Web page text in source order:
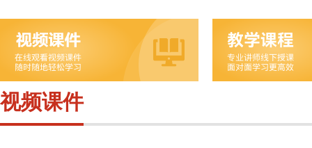
领导动态
自身建设
组工文件
组工之窗
政治教育和政治训练
党章党规党纪教育
革命传统教育
视频课件